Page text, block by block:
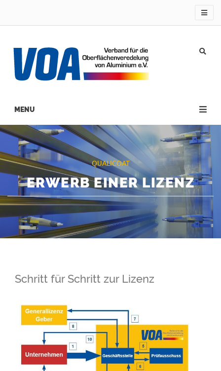
Main
navigation
QUALICOAT
ERWERB EINER LIZENZ
Schritt für Schritt zur Lizenz